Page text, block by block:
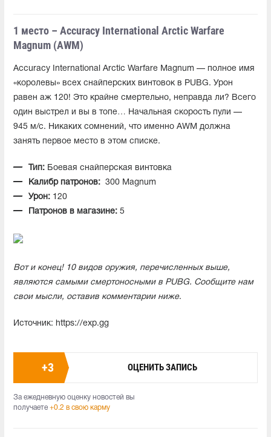
1 место – Accuracy International Arctic Warfare
Magnum (AWM)
Accuracy International Arctic Warfare Magnum — полное имя
«королевы» всех снайперских винтовок в PUBG. Урон
равен аж 120! Это крайне смертельно, неправда ли? Всего
один выстрел и вы в топе… Начальная скорость пули —
945 м/с. Никаких сомнений, что именно AWM должна
занять первое место в этом списке.
Тип: Боевая снайперская винтовка
Калибр патронов:
300 Magnum
Урон: 120
Патронов в магазине: 5
Вот и конец! 10 видов оружия, перечисленных выше,
являются самыми смертоносными в PUBG. Сообщите нам
свои мысли, оставив комментарии ниже.
Источник: https://exp.gg
+3 ОЦЕНИТЬ ЗАПИСЬ
За ежедневную оценку новостей вы
получаете +0.2 в свою карму